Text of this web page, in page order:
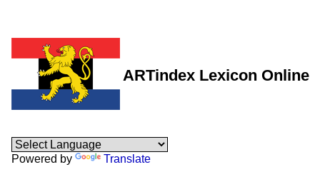
ARTindex Lexicon Online
Powered by Translate